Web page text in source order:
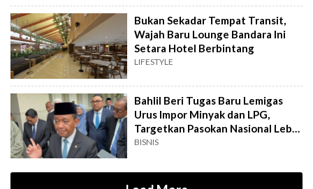
Bukan Sekadar Tempat Transit,
Wajah Baru Lounge Bandara Ini
Setara Hotel Berbintang
LIFESTYLE
Bahlil Beri Tugas Baru Lemigas
Urus Impor Minyak dan LPG,
Targetkan Pasokan Nasional Lebih
Terjamin
BISNIS